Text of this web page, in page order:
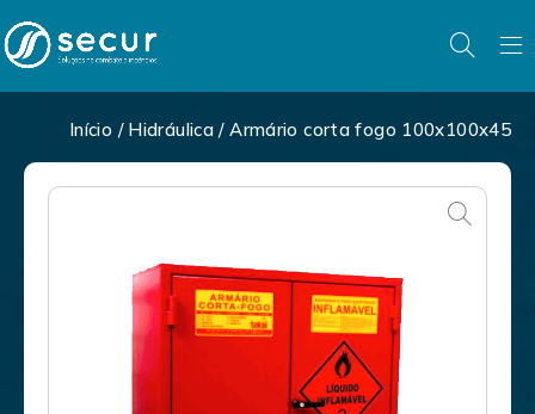
Início / Hidráulica / Armário corta fogo 100x100x45